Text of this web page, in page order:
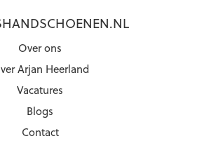
Over ons
Arjan Heerland
Vacatures
Blogs
Contact